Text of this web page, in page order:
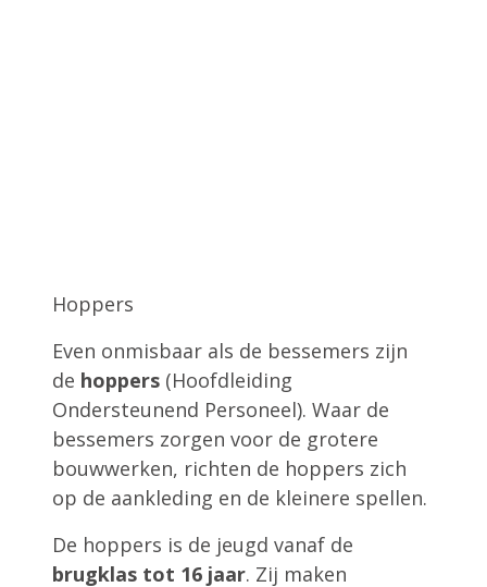
Hoppers
Even onmisbaar als de bessemers zijn
de hoppers (Hoofdleiding
Ondersteunend Personeel). Waar de
bessemers zorgen voor de grotere
bouwwerken, richten de hoppers zich
op de aankleding en de kleinere spellen.
De hoppers is de jeugd vanaf de
brugklas tot 16 jaar. Zij maken